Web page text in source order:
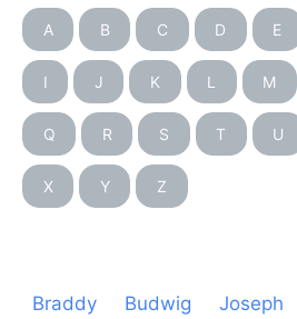
A B C D E
I J K L M
Q R S T U
X Y Z
Braddy Budwig Joseph